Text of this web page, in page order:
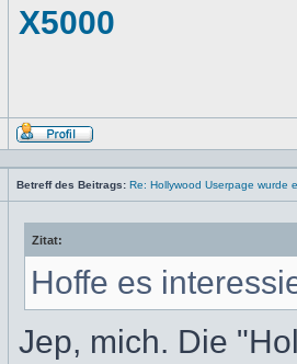
X5000
Profil
Betreff des Beitrags: Re: Hollywood Userpage wurde
Zitat:
Hoffe es
Jep, mich. Die